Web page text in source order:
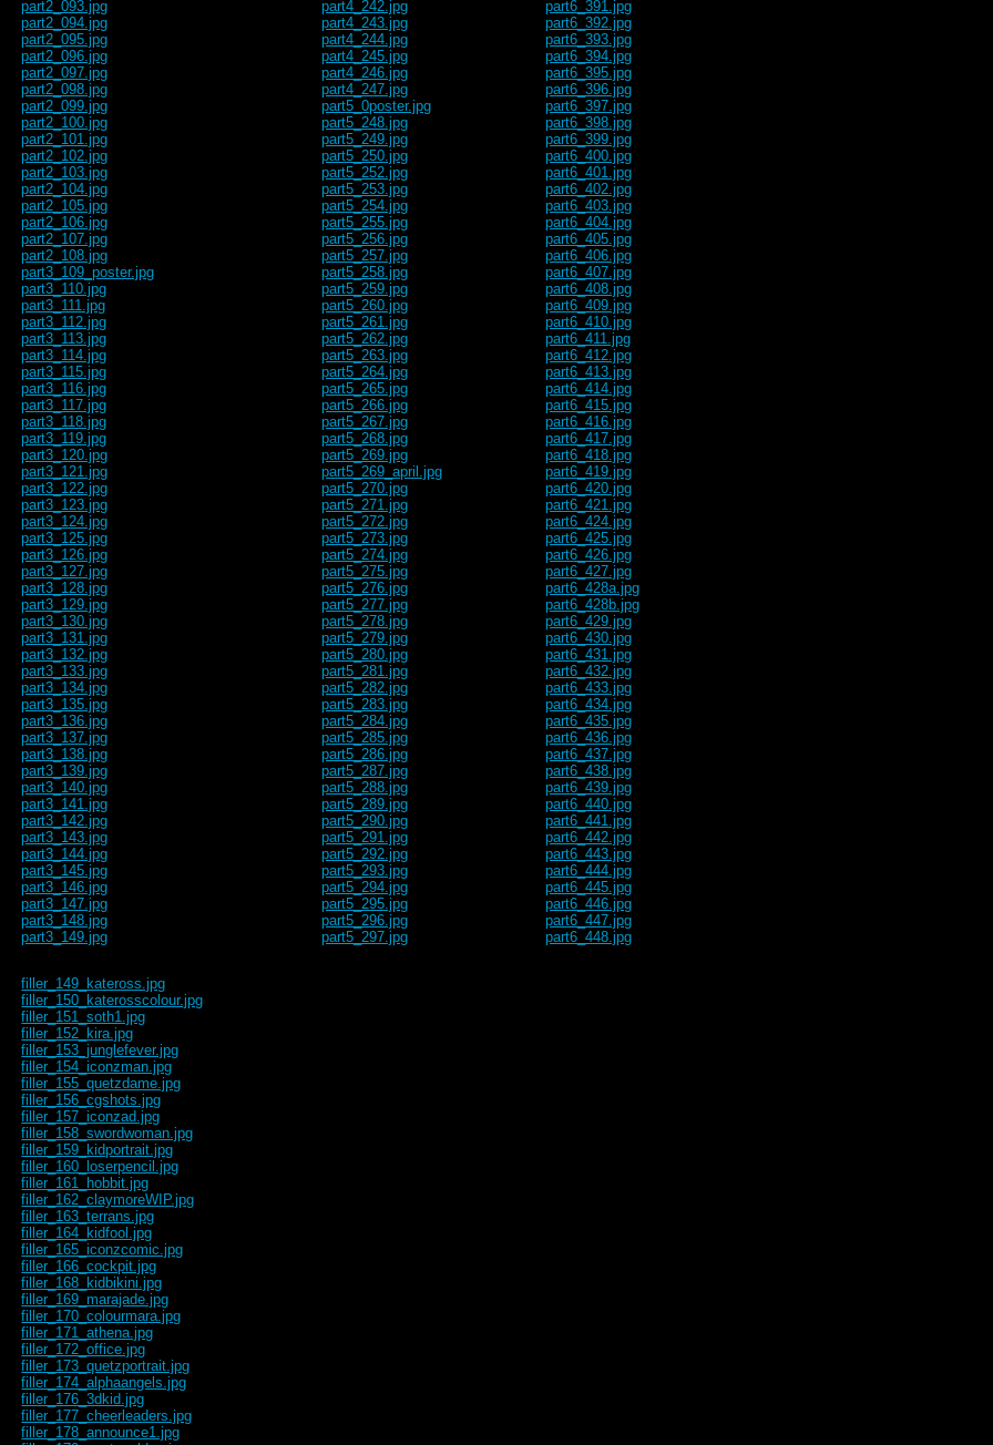
part2_093.jpg
part2_094.jpg
part2_095.jpg
part2_096.jpg
part2_097.jpg
part2_098.jpg
part2_099.jpg
part2_100.jpg
part2_101.jpg
part2_102.jpg
part2_103.jpg
part2_104.jpg
part2_105.jpg
part2_106.jpg
part2_107.jpg
part2_108.jpg
part3_109_poster.jpg
part3_110.jpg
part3_111.jpg
part3_112.jpg
part3_113.jpg
part3_114.jpg
part3_115.jpg
part3_116.jpg
part3_117.jpg
part3_118.jpg
part3_119.jpg
part3_120.jpg
part3_121.jpg
part3_122.jpg
part3_123.jpg
part3_124.jpg
part3_125.jpg
part3_126.jpg
part3_127.jpg
part3_128.jpg
part3_129.jpg
part3_130.jpg
part3_131.jpg
part3_132.jpg
part3_133.jpg
part3_134.jpg
part3_135.jpg
part3_136.jpg
part3_137.jpg
part3_138.jpg
part3_139.jpg
part3_140.jpg
part3_141.jpg
part3_142.jpg
part3_143.jpg
part3_144.jpg
part3_145.jpg
part3_146.jpg
part3_147.jpg
part3_148.jpg
part3_149.jpg
part4_242.jpg
part4_243.jpg
part4_244.jpg
part4_245.jpg
part4_246.jpg
part4_247.jpg
part5_0poster.jpg
part5_248.jpg
part5_249.jpg
part5_250.jpg
part5_252.jpg
part5_253.jpg
part5_254.jpg
part5_255.jpg
part5_256.jpg
part5_257.jpg
part5_258.jpg
part5_259.jpg
part5_260.jpg
part5_261.jpg
part5_262.jpg
part5_263.jpg
part5_264.jpg
part5_265.jpg
part5_266.jpg
part5_267.jpg
part5_268.jpg
part5_269.jpg
part5_269_april.jpg
part5_270.jpg
part5_271.jpg
part5_272.jpg
part5_273.jpg
part5_274.jpg
part5_275.jpg
part5_276.jpg
part5_277.jpg
part5_278.jpg
part5_279.jpg
part5_280.jpg
part5_281.jpg
part5_282.jpg
part5_283.jpg
part5_284.jpg
part5_285.jpg
part5_286.jpg
part5_287.jpg
part5_288.jpg
part5_289.jpg
part5_290.jpg
part5_291.jpg
part5_292.jpg
part5_293.jpg
part5_294.jpg
part5_295.jpg
part5_296.jpg
part5_297.jpg
part6_391.jpg
part6_392.jpg
part6_393.jpg
part6_394.jpg
part6_395.jpg
part6_396.jpg
part6_397.jpg
part6_398.jpg
part6_399.jpg
part6_400.jpg
part6_401.jpg
part6_402.jpg
part6_403.jpg
part6_404.jpg
part6_405.jpg
part6_406.jpg
part6_407.jpg
part6_408.jpg
part6_409.jpg
part6_410.jpg
part6_411.jpg
part6_412.jpg
part6_413.jpg
part6_414.jpg
part6_415.jpg
part6_416.jpg
part6_417.jpg
part6_418.jpg
part6_419.jpg
part6_420.jpg
part6_421.jpg
part6_424.jpg
part6_425.jpg
part6_426.jpg
part6_427.jpg
part6_428a.jpg
part6_428b.jpg
part6_429.jpg
part6_430.jpg
part6_431.jpg
part6_432.jpg
part6_433.jpg
part6_434.jpg
part6_435.jpg
part6_436.jpg
part6_437.jpg
part6_438.jpg
part6_439.jpg
part6_440.jpg
part6_441.jpg
part6_442.jpg
part6_443.jpg
part6_444.jpg
part6_445.jpg
part6_446.jpg
part6_447.jpg
part6_448.jpg
filler_149_kateross.jpg
filler_150_katerosscolour.jpg
filler_151_soth1.jpg
filler_152_kira.jpg
filler_153_junglefever.jpg
filler_154_iconzman.jpg
filler_155_quetzdame.jpg
filler_156_cgshots.jpg
filler_157_iconzad.jpg
filler_158_swordwoman.jpg
filler_159_kidportrait.jpg
filler_160_loserpencil.jpg
filler_161_hobbit.jpg
filler_162_claymoreWIP.jpg
filler_163_terrans.jpg
filler_164_kidfool.jpg
filler_165_iconzcomic.jpg
filler_166_cockpit.jpg
filler_168_kidbikini.jpg
filler_169_marajade.jpg
filler_170_colourmara.jpg
filler_171_athena.jpg
filler_172_office.jpg
filler_173_quetzportrait.jpg
filler_174_alphaangels.jpg
filler_176_3dkid.jpg
filler_177_cheerleaders.jpg
filler_178_announce1.jpg